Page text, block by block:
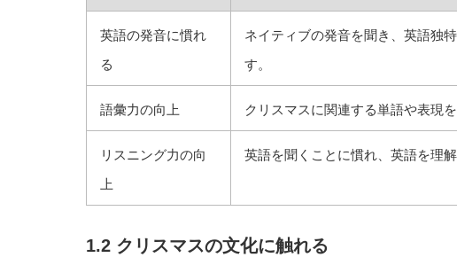
英語の発音に慣れ
る
ネイティブの発音を聞き、英語独
す。
語彙力の向上 クリスマスに関連する単語や表現
リスニング力の向
上
英語を聞くことに慣れ、英語を理
1.2 クリスマスの文化に触れる